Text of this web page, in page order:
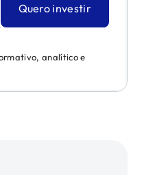
Quero investir
analítico e